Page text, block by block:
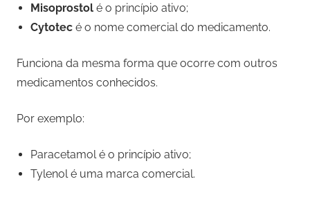
Misoprostol é o princípio ativo;
Cytotec é o nome comercial do medicamento.
Funciona da mesma forma que ocorre com outros
medicamentos conhecidos.
Por exemplo:
Paracetamol é o princípio ativo;
Tylenol é uma marca comercial.